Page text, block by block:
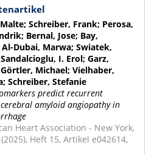
Schreiber, Frank; Perosa,
Bernal, Jose; Bay,
Dubai, Marwa; Swiatek,
I. Erol; Garz,
Michael; Vielhaber,
Schreiber, Stefanie
predict recurrent
amyloid angiopathy in
Heart Association - New York,
Heft 15, Artikel e042614,